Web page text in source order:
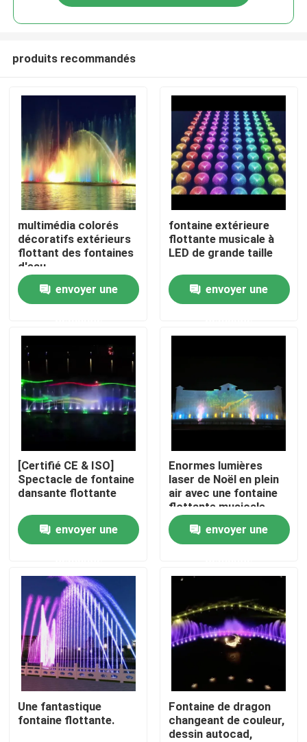
Aperçu
Produits
Visite d'usine
Contrôle de la qualité
Demande de soumission
fontaine de flottement
Les fontaines du lac
produits recommandés
multimédia colorés
décoratifs extérieurs
flottant des fontaines
d'eau
envoyer une
fontaine extérieure
flottante musicale à
LED de grande taille
envoyer une
[Certifié CE & ISO]
Spectacle de fontaine
dansante flottante
envoyer une
Enormes lumières
laser de Noël en plein
air avec une fontaine
flottante musicale
unique dans le lac
envoyer une
Une fantastique
fontaine flottante.
Fontaine de dragon
changeant de couleur,
dessin autocad,